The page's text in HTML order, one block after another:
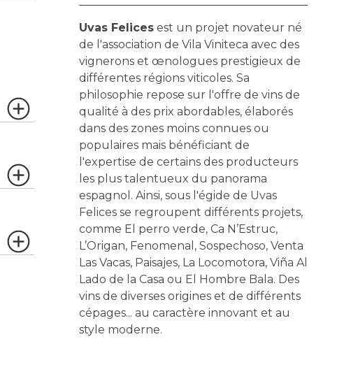
Uvas Felicesest un projet novateur né
de l'association de Vila Viniteca avec des
vignerons et œnologues prestigieux de
différentes régions viticoles. Sa
philosophie repose sur l'offre de vins de
qualité à des prix abordables, élaborés
dans des zones moins connues ou
populaires mais bénéficiant de
l'expertise de certains des producteurs
les plus talentueux du panorama
espagnol. Ainsi, sous l'égide de Uvas
Felices se regroupent différents projets,
comme El perro verde, Ca N’Estruc,
L’Origan, Fenomenal, Sospechoso, Venta
Las Vacas, Paisajes, La Locomotora, Viña Al
Lado de la Casa ou El Hombre Bala. Des
vins de diverses origines et de différents
cépages... au caractère innovant et au
style moderne.